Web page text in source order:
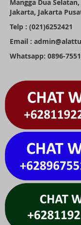
Mangga Dua
Jakarta, Jakarta
Telp : (021)6252421
Email :
Whatsapp: 0896-